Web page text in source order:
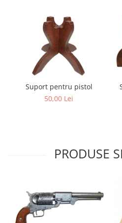
Suport pentru pistol
50,00 Lei
PRODUSE